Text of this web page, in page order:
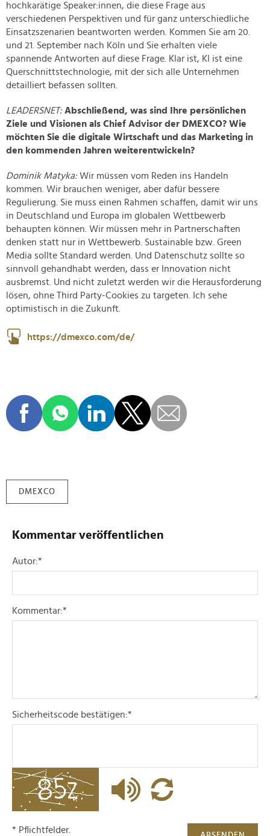
hochkarätige Speaker:innen, die diese Frage aus
verschiedenen Perspektiven und für ganz unterschiedliche
Einsatzszenarien beantworten werden. Kommen Sie am 20.
und 21. September nach Köln und Sie erhalten viele
spannende Antworten auf diese Frage. Klar ist, KI ist eine
Querschnittstechnologie, mit der sich alle Unternehmen
detailliert befassen sollten.
LEADERSNET:Abschließend, was sind Ihre persönlichen
Ziele und Visionen als Chief Advisor der DMEXCO? Wie
möchten Sie die digitale Wirtschaft und das Marketing in
den kommenden Jahren weiterentwickeln?
Dominik Matyka:Wir müssen vom Reden ins Handeln
kommen. Wir brauchen weniger, aber dafür bessere
Regulierung. Sie muss einen Rahmen schaffen, damit wir uns
in Deutschland und Europa im globalen Wettbewerb
behaupten können. Wir müssen mehr in Partnerschaften
denken statt nur in Wettbewerb. Sustainable bzw. Green
Media sollte Standard werden. Und Datenschutz sollte so
sinnvoll gehandhabt werden, dass er Innovation nicht
ausbremst. Und nicht zuletzt werden wir die Herausforderung
lösen, ohne Third Party-Cookies zu targeten. Ich sehe
optimistisch in die Zukunft.
https://dmexco.com/de/
DMEXCO
Kommentar veröffentlichen
Autor:*
Kommentar:*
Sicherheitscode bestätigen:*
* Pflichtfelder.